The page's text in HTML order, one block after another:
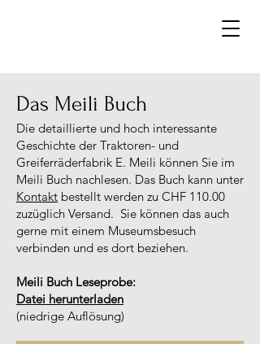
Das Meili Buch
Die detaillierte und hoch interessante
Geschichte der Traktoren- und
Greiferräderfabrik E. Meili können Sie im
Meili Buch nachlesen. Das Buch kann unter
Kontakt bestellt werden zu CHF 110.00
zuzüglich Versand. Sie können das auch
gerne mit einem Museumsbesuch
verbinden und es dort beziehen.
Meili Buch Leseprobe:
Datei herunterladen
(niedrige Auflösung)